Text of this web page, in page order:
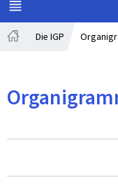
MENÜ
HAUPT-
Die IGP